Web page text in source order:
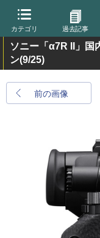
カテゴリ 過去記事
ソニー「α7R II」
ン(9/25)
前の画像